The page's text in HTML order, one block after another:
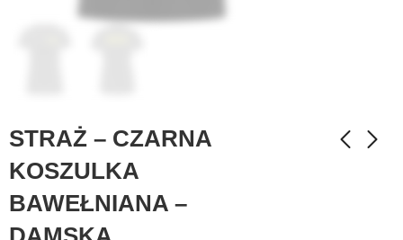
STRAŻ – CZARNA
KOSZULKA
BAWEŁNIANA –